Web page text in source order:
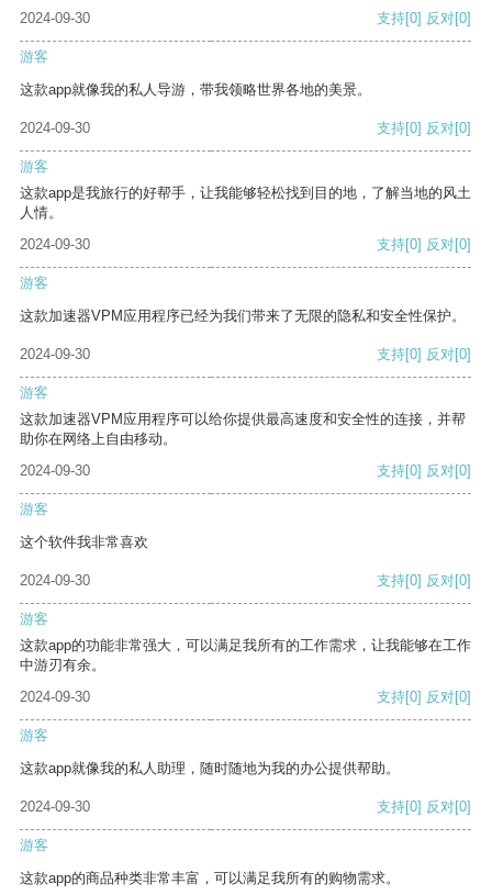
2024-09-30 支持[0] 反对[0]
游客
这款app就像我的私人导游，带我领略世界各地的美景。
2024-09-30 支持[0] 反对[0]
游客
这款app是我旅行的好帮手，让我能够轻松找到目的地，了解当地的风土
人情。
2024-09-30
支持[0] 反对[0]
游客
这款加速器VPM应用程序已经为我们带来了无限的隐私和安全性保护。
2024-09-30 支持[0] 反对[0]
游客
这款加速器VPM应用程序可以给你提供最高速度和安全性的连接，并帮
助你在网络上自由移动。
2024-09-30
支持[0] 反对[0]
游客
这个软件我非常喜欢
2024-09-30 支持[0] 反对[0]
游客
这款app的功能非常强大，可以满足我所有的工作需求，让我能够在工作
中游刃有余。
2024-09-30
支持[0] 反对[0]
游客
这款app就像我的私人助理，随时随地为我的办公提供帮助。
2024-09-30 支持[0] 反对[0]
游客
这款app的商品种类非常丰富，可以满足我所有的购物需求。